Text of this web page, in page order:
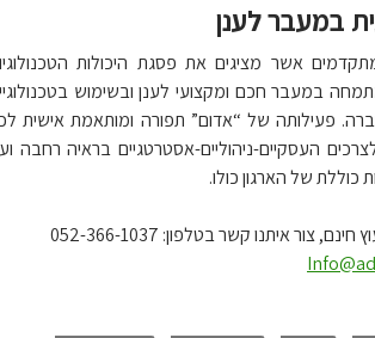
לענן
אשר מציגים את פסגת היכולות הטכנולוגיות
במעבר חכם ומקצועי לענן ובשימוש בטכנולוגיית
פעילותה של “אדום” תפורה ומותאמת אישית לכל
העסקיים-ניהוליים-אסטרטגיים בראיה רחבה ועם
של הארגון כולו.
איתנו קשר בטלפון: 052-366-1037